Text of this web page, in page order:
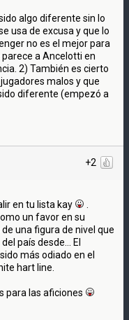
algo diferente sin lo
usa de excusa y que lo
no es el mejor para
a Ancelotti en
2) También es cierto
malos y que
diferente (empezó a
+2
en tu lista kay
.
un favor en su
una figura de nivel que
país desde... El
más odiado en el
hart line.
para las aficiones